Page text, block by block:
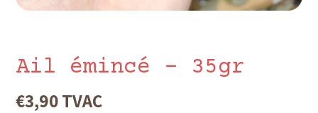
Ail émincé – 35gr
€3,90TVAC